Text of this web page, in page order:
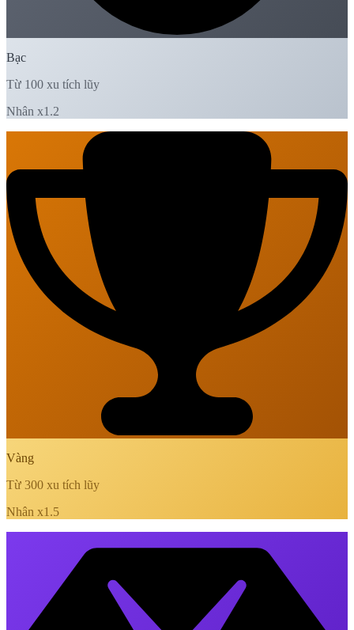
Bạc
Từ 100 xu tích lũy
Nhân x1.2
Vàng
Từ 300 xu tích lũy
Nhân x1.5